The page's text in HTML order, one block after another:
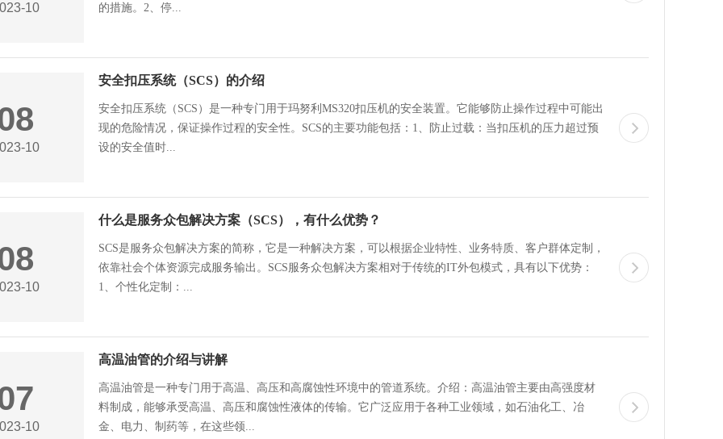
10
的措施。2、停...
10
安全扣压系统（SCS）的介绍
安全扣压系统（SCS）是一种专门用于玛努利MS320扣压机的安全装置。它能够防止操作过程中可能出
现的危险情况，保证操作过程的安全性。SCS的主要功能包括：1、防止过载：当扣压机的压力超过预
设的安全值时...
10
什么是服务众包解决方案（SCS），有什么优势？
SCS是服务众包解决方案的简称，它是一种解决方案，可以根据企业特性、业务特质、客户群体定制，
依靠社会个体资源完成服务输出。SCS服务众包解决方案相对于传统的IT外包模式，具有以下优势：
1、个性化定制：...
10
高温油管的介绍与讲解
高温油管是一种专门用于高温、高压和高腐蚀性环境中的管道系统。介绍：高温油管主要由高强度材
料制成，能够承受高温、高压和腐蚀性液体的传输。它广泛应用于各种工业领域，如石油化工、冶
金、电力、制药等，在这些领...